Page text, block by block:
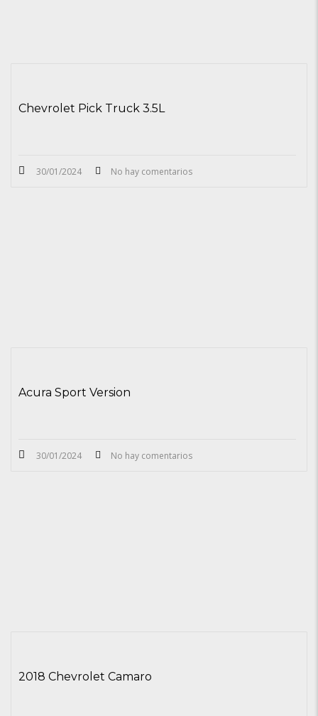
Chevrolet Pick Truck 3.5L
30/01/2024 No hay comentarios
Acura Sport Version
30/01/2024 No hay comentarios
2018 Chevrolet Camaro